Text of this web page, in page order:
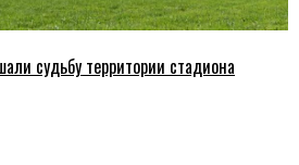
судьбу территории стадиона